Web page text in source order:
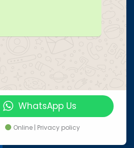
WhatsApp Us
Online | Privacy policy